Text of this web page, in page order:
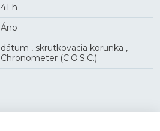
41 h
Áno
dátum , skrutkovacia korunka ,
Chronometer (C.O.S.C.)